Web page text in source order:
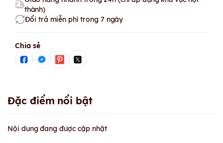
thành)
Đổi trả miễn phí trong 7 ngày
Chia sẻ
Đặc điểm nổi bật
Nội dung đang được cập nhật